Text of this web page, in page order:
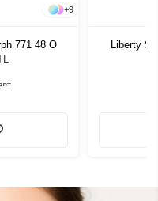
+9
771 48 O
Liberty